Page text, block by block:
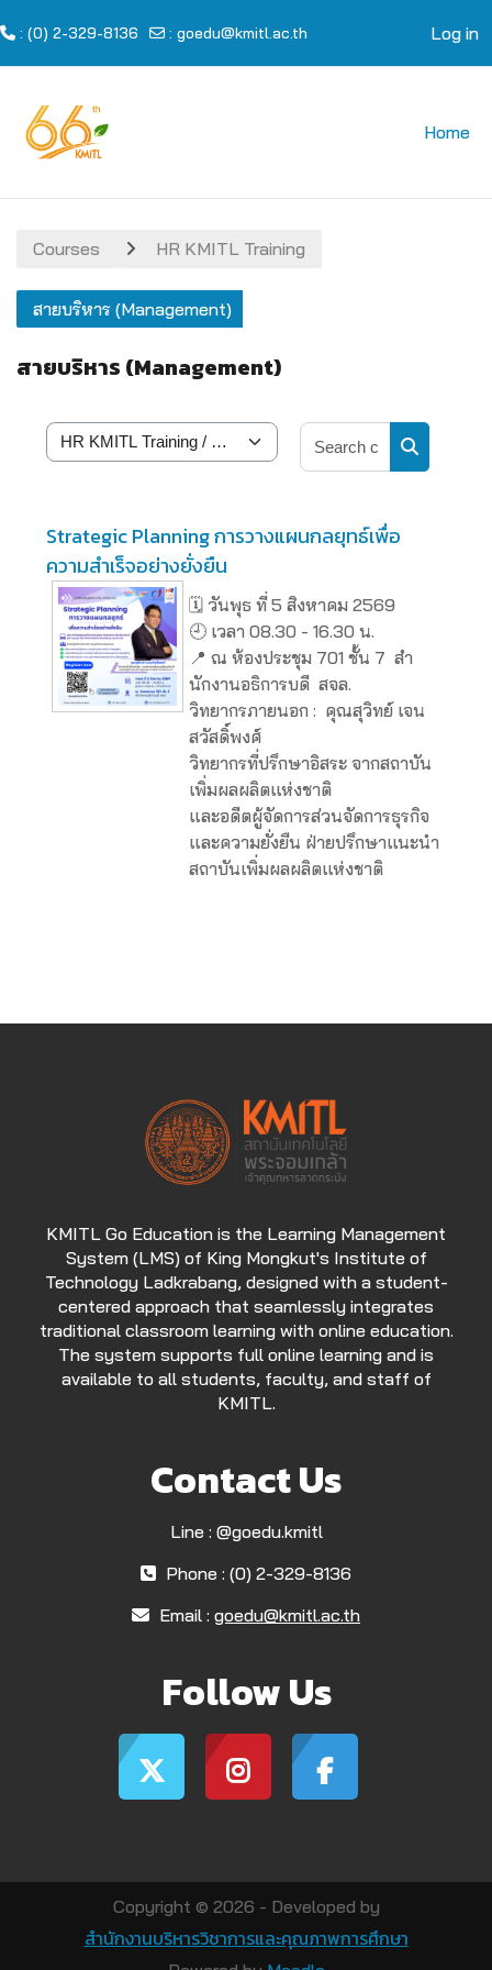
: (0) 2-329-8136 : goedu@kmitl.ac.th Log in
Home
Courses HR KMITL Training
สายบริหาร (Management)
สายบริหาร (Management)
Course categories
Search
Strategic Planning การวางแผนกลยุทธ์เพื่อ
ความสำเร็จอย่างยั่งยืน
🗓️ วันพุธ ที่ 5 สิงหาคม 2569
🕘 เวลา 08.30 - 16.30 น.
📍 ณ ห้องประชุม 701 ชั้น 7 สํา
นักงานอธิการบดี สจล.
วิทยากรภายนอก : คุณสุวิทย์ เจน
สวัสดิ์พงศ์
วิทยากรที่ปรึกษาอิสระ จากสถาบัน
เพิ่มผลผลิตแห่งชาติ
และอดีตผู้จัดการส่วนจัดการธุรกิจ
และความยั่งยืน ฝ่ายปรึกษาแนะนำ
สถาบันเพิ่มผลผลิตแห่งชาติ
KMITL Go Education is the Learning Management
System (LMS) of King Mongkut's Institute of
Technology Ladkrabang, designed with a student-
centered approach that seamlessly integrates
traditional classroom learning with online education.
The system supports full online learning and is
available to all students, faculty, and staff of
KMITL.
Contact Us
Line : @goedu.kmitl
Phone : (0) 2-329-8136
Email : goedu@kmitl.ac.th
Follow Us
Copyright © 2026 - Developed by
สำนักงานบริหารวิชาการและคุณภาพการศึกษา